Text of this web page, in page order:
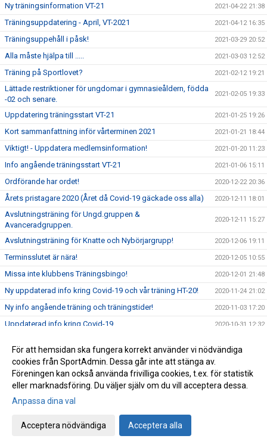
Ny träningsinformation VT-21 2021-04-22 21:38
Träningsuppdatering - April, VT-2021 2021-04-12 16:35
Träningsuppehåll i påsk! 2021-03-29 20:52
Alla måste hjälpa till ..... 2021-03-03 12:52
Träning på Sportlovet? 2021-02-12 19:21
Lättade restriktioner för ungdomar i gymnasieåldern, födda
-02 och senare.
2021-02-05 19:33
Uppdatering träningsstart VT-21 2021-01-25 19:26
Kort sammanfattning inför vårterminen 2021 2021-01-21 18:44
Viktigt! - Uppdatera medlemsinformation! 2021-01-20 11:23
Info angående träningsstart VT-21 2021-01-06 15:11
Ordförande har ordet! 2020-12-22 20:36
Årets pristagare 2020 (Året då Covid-19 gäckade oss alla) 2020-12-11 18:01
Avslutningsträning för Ungd.gruppen &
Avanceradgruppen.
2020-12-11 15:27
Avslutningsträning för Knatte och Nybörjargrupp! 2020-12-06 19:11
Terminsslutet är nära! 2020-12-05 10:55
Missa inte klubbens Träningsbingo! 2020-12-01 21:48
Ny uppdaterad info kring Covid-19 och vår träning HT-20! 2020-11-24 21:02
Ny info angående träning och träningstider! 2020-11-03 17:20
Uppdaterad info kring Covid-19 2020-10-31 12:32
Träning på Höstlovet?
Resultat Bohus-dal Cup 2020-10-04 13:30
Resultat Kroppefjällskampen 2020-09-27 18:24
Kroppefjällskampen, sönd. 27/9
Inställd träning Knatte och Nybörjare!
För att hemsidan ska fungera korrekt använder vi nödvändiga
cookies från SportAdmin. Dessa går inte att stänga av.
Föreningen kan också använda frivilliga cookies, t.ex. för statistik
eller marknadsföring. Du väljer själv om du vill acceptera dessa.
Anpassa dina val
Acceptera nödvändiga Acceptera alla